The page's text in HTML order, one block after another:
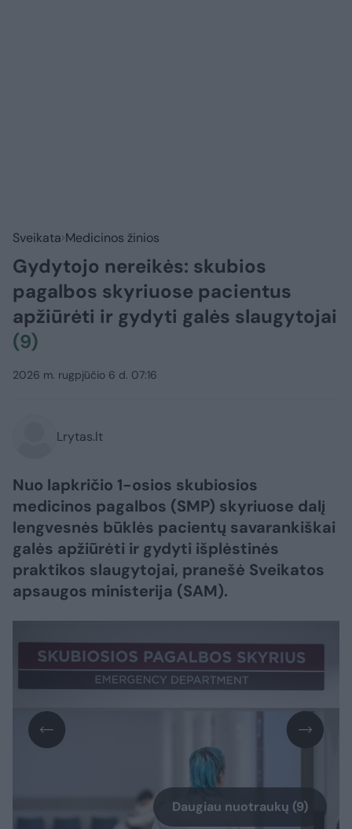
Sveikata Medicinos žinios
Gydytojo nereikės: skubios
pagalbos skyriuose pacientus
apžiūrėti ir gydyti galės slaugytojai
(9)
2026 m. rugpjūčio 6 d. 07:16
Lrytas.lt
Nuo lapkričio 1-osios skubiosios
medicinos pagalbos (SMP) skyriuose dalį
lengvesnės būklės pacientų savarankiškai
galės apžiūrėti ir gydyti išplėstinės
praktikos slaugytojai, pranešė Sveikatos
apsaugos ministerija (SAM).
Daugiau nuotraukų (9)